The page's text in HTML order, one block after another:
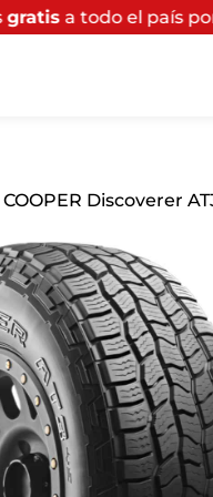
por compras
Discoverer